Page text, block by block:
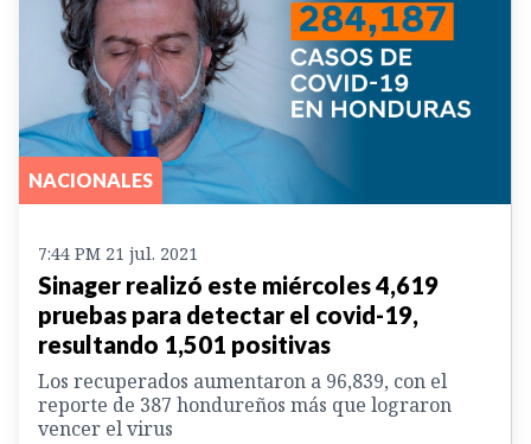
NACIONALES
7:44 PM 21 jul. 2021
Sinager realizó este miércoles 4,619
pruebas para detectar el covid-19,
resultando 1,501 positivas
Los recuperados aumentaron a 96,839, con el
reporte de 387 hondureños más que lograron
vencer el virus